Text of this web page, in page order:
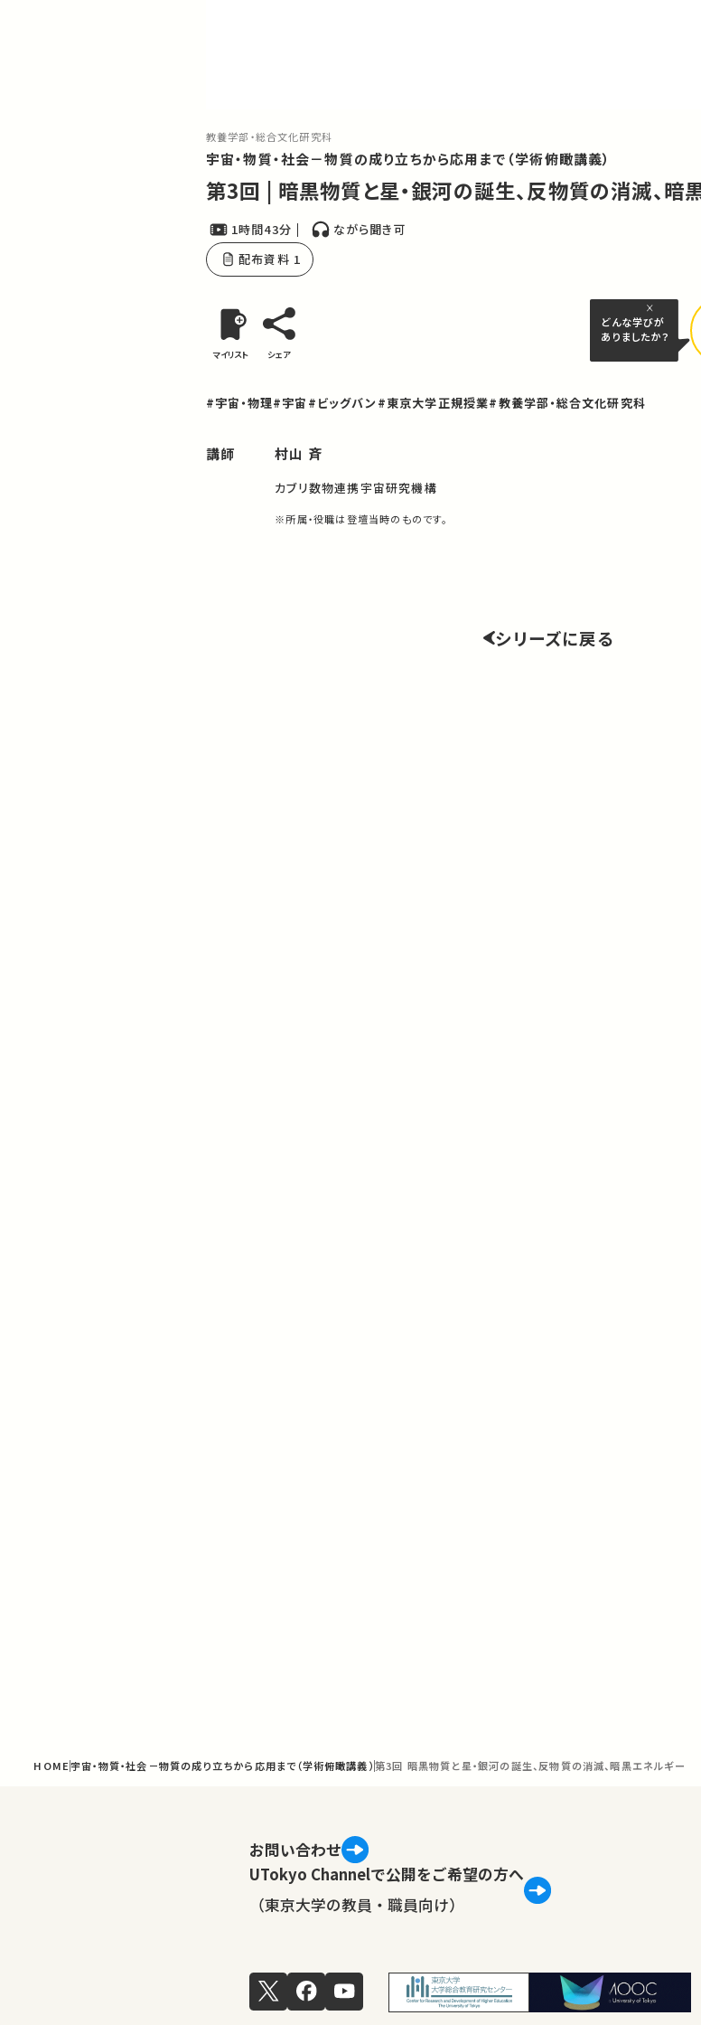
教養学部・総合文化研究科
宇宙・物質・社会－物質の成り立ちから応用まで（学術俯瞰講義）
第3回 | 暗黒物質と星・銀河の誕生、反物質の消滅、暗
1時間43分
ながら聞き可
配布資料 1
マイリスト シェア
どんな学びが
ありましたか？
#宇宙・物理#宇宙 #ビッグバン #東京大学正規授業#教養学部・総合文化研究科
講師 村山 斉
カブリ数物連携宇宙研究機構
※所属・役職は登壇当時のものです。
シリーズに戻る
HOME宇宙・物質・社会－物質の成り立ちから応用まで（学術俯瞰講義）第3回 暗黒物質と星・銀河の誕生、反物質の消滅、暗黒エネルギー
お問い合わせ
UTokyo Channelで公開をご希望の方へ
（東京大学の教員・職員向け）